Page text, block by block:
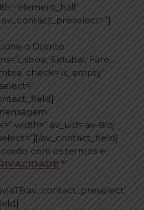
av_contact_preselect=”]
o Distrito
Setúbal, Faro,
check=’is_empty’
width=” av_uid=’av-8iq’
av_contact_field]
com os termos e
*’